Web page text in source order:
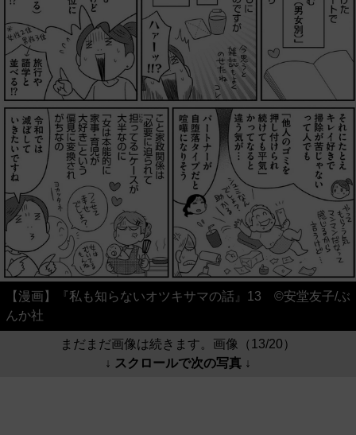
【漫画】『私も知らないオツキサマの話』13 ©安堂友子/ぶ
んか社
まだまだ画像は続きます。画像（13/20）
↓ スクロールで次の写真 ↓